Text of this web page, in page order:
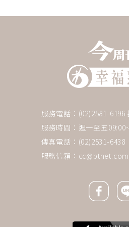
服務電話：(02)2581-6196
服務時間：週一至五
傳真電話：(02)2531-6438
服務信箱：
Facebook